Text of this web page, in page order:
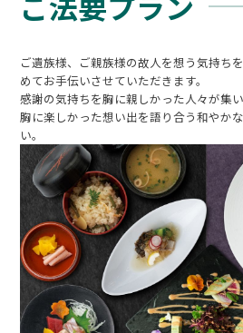
ご遺族様、ご親族様の故人を想う気持ち
めてお手伝いさせていただきます。
感謝の気持ちを胸に親しかった人々が集
胸に楽しかった想い出を語り合う和やか
い。